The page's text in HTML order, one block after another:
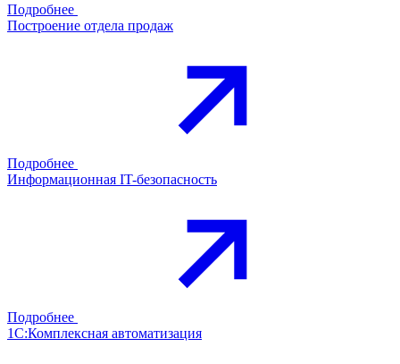
Подробнее
Построение отдела продаж
Подробнее
Информационная IT-безопасность
Подробнее
1С:Комплексная автоматизация